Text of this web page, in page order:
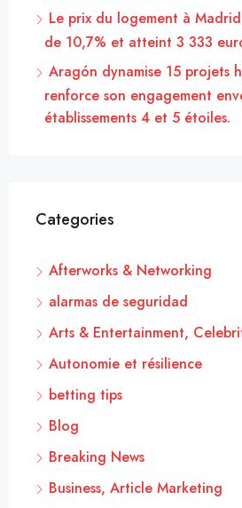
Le prix du logement à
de 10,7% et atteint 3 333
Aragón dynamise 15 projets
renforce son engagement
établissements 4 et 5 étoiles.
Categories
Afterworks & Networking
alarmas de seguridad
Arts & Entertainment,
Autonomie et résilience
betting tips
Blog
Breaking News
Business, Article Marketing